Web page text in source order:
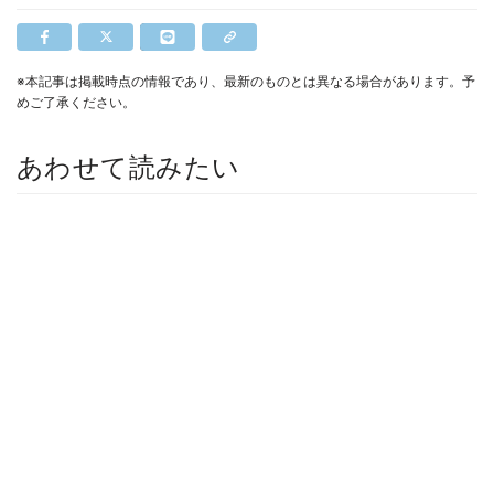
※本記事は掲載時点の情報であり、最新のものとは異なる場合があります。予
めご了承ください。
あわせて読みたい